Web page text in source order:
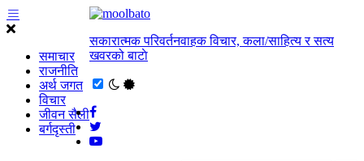
समाचार
राजनीति
अर्थ जगत
विचार
जीवन सैली
बर्गदृस्ती
सकारात्मक परिवर्तनवाहक विचार, कला/साहित्य र सत्य
खवरको बाटाे